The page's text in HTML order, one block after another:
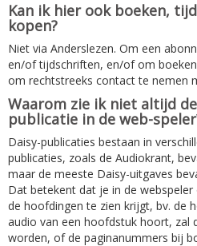
Kan ik hier ook boeken,
kopen?
Niet via Anderslezen. Om een
en/of tijdschriften, en/of om
om rechtstreeks contact te nemen
Waarom zie ik niet altijd
publicatie in de web-
Daisy-publicaties bestaan in
publicaties, zoals de Audiokrant,
maar de meeste Daisy-uitgaves
Dat betekent dat je in de
de hoofdingen te zien krijgt, bv. de
audio van een hoofdstuk hoort, zal
worden, of de paginanummers bij